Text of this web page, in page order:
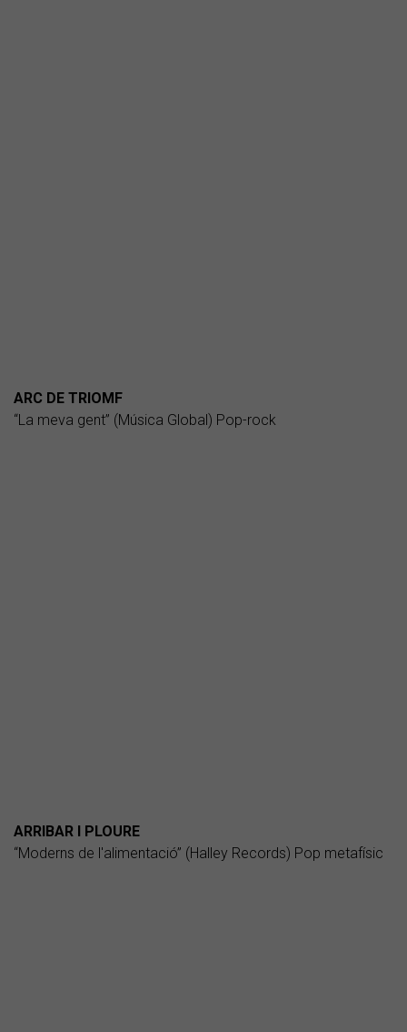
ARC DE TRIOMF
“La meva gent” (Música Global) Pop-rock
ARRIBAR I PLOURE
“Moderns de l'alimentació” (Halley Records) Pop metafísic